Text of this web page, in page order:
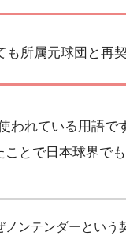
も所属元球団と再
われている用語
とで日本球界でも
ノンテンダーという